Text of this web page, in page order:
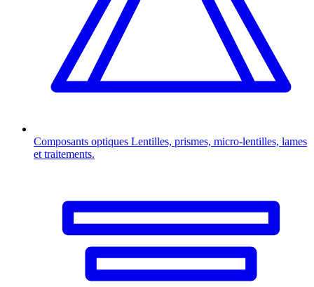
Composants optiques Lentilles, prismes, micro-lentilles, lames
et traitements.